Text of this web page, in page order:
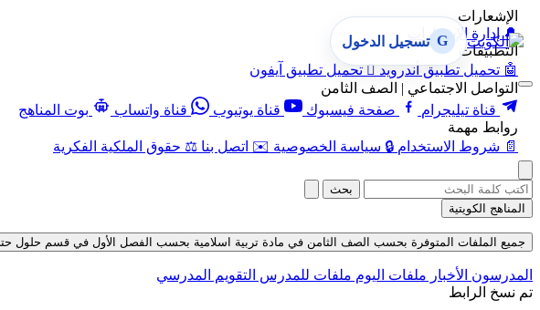
الإشعارات
🔔 إدارة الإشعارات
التطبيقات
🤖 تحميل تطبيق أندرويد  تحميل تطبيق آيفون
التواصل الاجتماعي | الصف الثامن
قناة تيليجرام
صفحة فيسبوك قناة يوتيوب قناة واتساب
بوت المناهج
روابط مهمة
📄 شروط الاستخدام 🔒 سياسة الخصوصية ✉️ اتصل بنا ⚖️ حقوق الملكية الفكرية
G تسجيل الدخول
بحث
المناهج الكويتية
جميع الملفات المتوفرة بحسب الصف الثامن في مادة تربية اسلامية بحسب الفصل الأول في قسم حلول حتى تاريخ
المدرسون الأخبار ملفات اليوم ملفات للمدرس التقويم المدرسي
تم نسخ الرابط